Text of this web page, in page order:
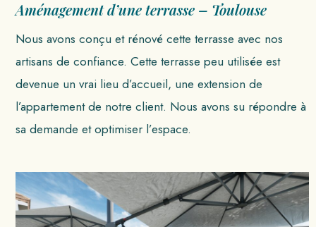
Aménagement d’une terrasse – Toulouse
Nous avons conçu et rénové cette terrasse avec nos
artisans de confiance. Cette terrasse peu utilisée est
devenue un vrai lieu d’accueil, une extension de
l’appartement de notre client. Nous avons su répondre à
sa demande et optimiser l’espace.